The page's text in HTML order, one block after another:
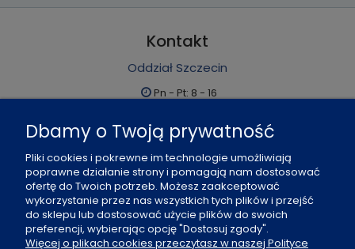
Kontakt
Oddział Szczecin
Pn - Pt: 8 - 16
91 484 07 06
biuro@office-land.pl
Fax: 91 484 49 27
Dbamy o Twoją prywatność
Pliki cookies i pokrewne im technologie umożliwiają
poprawne działanie strony i pomagają nam dostosować
ofertę do Twoich potrzeb. Możesz zaakceptować
wykorzystanie przez nas wszystkich tych plików i przejść
do sklepu lub dostosować użycie plików do swoich
preferencji, wybierając opcję "Dostosuj zgody".
Więcej o plikach cookies przeczytasz w naszej Polityce